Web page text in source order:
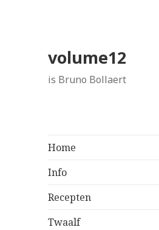
volume12
is Bruno Bollaert
Home
Info
Recepten
Twaalf